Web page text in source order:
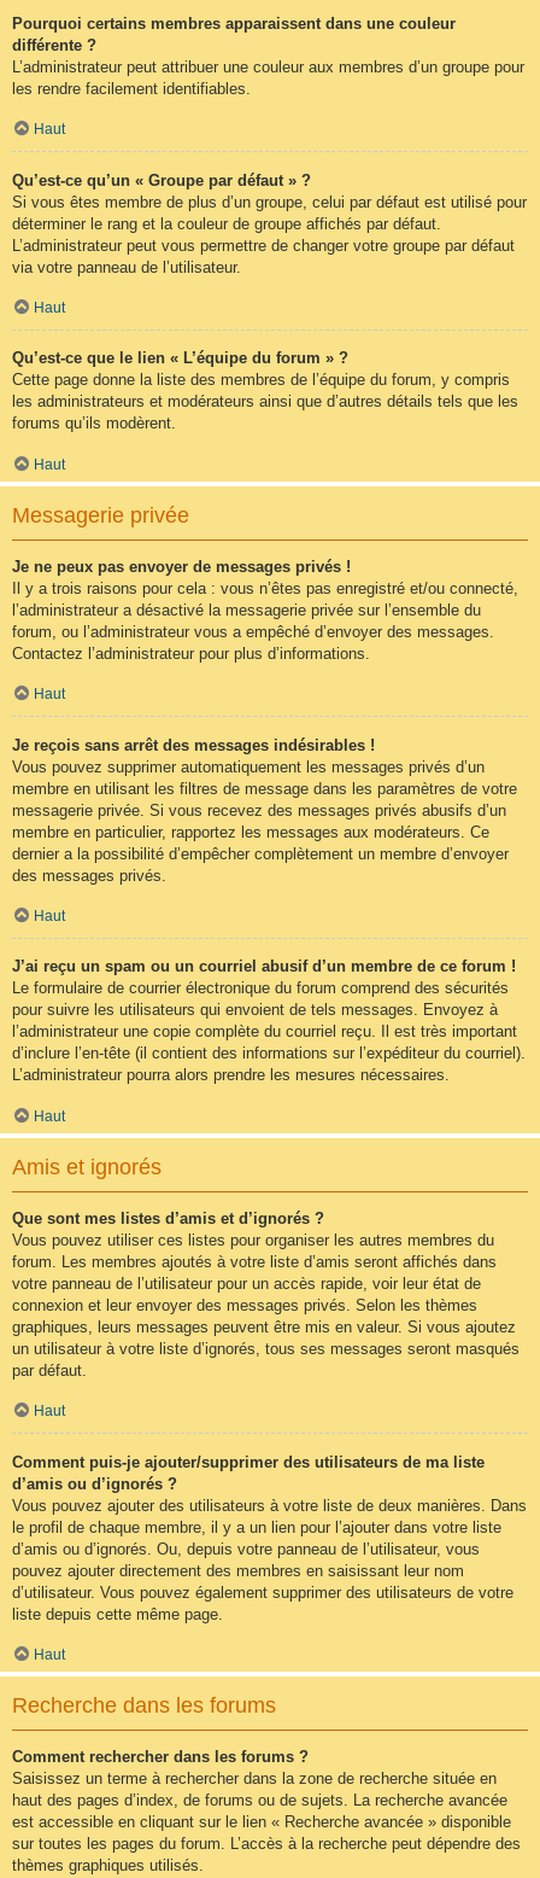
Pourquoi certains membres apparaissent dans une couleur
différente ?
L’administrateur peut attribuer une couleur aux membres d’un groupe pour
les rendre facilement identifiables.
Haut
Qu’est-ce qu’un « Groupe par défaut » ?
Si vous êtes membre de plus d’un groupe, celui par défaut est utilisé pour
déterminer le rang et la couleur de groupe affichés par défaut.
L’administrateur peut vous permettre de changer votre groupe par défaut
via votre panneau de l’utilisateur.
Haut
Qu’est-ce que le lien « L’équipe du forum » ?
Cette page donne la liste des membres de l’équipe du forum, y compris
les administrateurs et modérateurs ainsi que d’autres détails tels que les
forums qu’ils modèrent.
Haut
Messagerie privée
Je ne peux pas envoyer de messages privés !
Il y a trois raisons pour cela : vous n’êtes pas enregistré et/ou connecté,
l’administrateur a désactivé la messagerie privée sur l’ensemble du
forum, ou l’administrateur vous a empêché d’envoyer des messages.
Contactez l’administrateur pour plus d’informations.
Haut
Je reçois sans arrêt des messages indésirables !
Vous pouvez supprimer automatiquement les messages privés d’un
membre en utilisant les filtres de message dans les paramètres de votre
messagerie privée. Si vous recevez des messages privés abusifs d’un
membre en particulier, rapportez les messages aux modérateurs. Ce
dernier a la possibilité d’empêcher complètement un membre d’envoyer
des messages privés.
Haut
J’ai reçu un spam ou un courriel abusif d’un membre de ce forum !
Le formulaire de courrier électronique du forum comprend des sécurités
pour suivre les utilisateurs qui envoient de tels messages. Envoyez à
l’administrateur une copie complète du courriel reçu. Il est très important
d’inclure l’en-tête (il contient des informations sur l’expéditeur du courriel).
L’administrateur pourra alors prendre les mesures nécessaires.
Haut
Amis et ignorés
Que sont mes listes d’amis et d’ignorés ?
Vous pouvez utiliser ces listes pour organiser les autres membres du
forum. Les membres ajoutés à votre liste d’amis seront affichés dans
votre panneau de l’utilisateur pour un accès rapide, voir leur état de
connexion et leur envoyer des messages privés. Selon les thèmes
graphiques, leurs messages peuvent être mis en valeur. Si vous ajoutez
un utilisateur à votre liste d’ignorés, tous ses messages seront masqués
par défaut.
Haut
Comment puis-je ajouter/supprimer des utilisateurs de ma liste
d’amis ou d’ignorés ?
Vous pouvez ajouter des utilisateurs à votre liste de deux manières. Dans
le profil de chaque membre, il y a un lien pour l’ajouter dans votre liste
d’amis ou d’ignorés. Ou, depuis votre panneau de l’utilisateur, vous
pouvez ajouter directement des membres en saisissant leur nom
d’utilisateur. Vous pouvez également supprimer des utilisateurs de votre
liste depuis cette même page.
Haut
Recherche dans les forums
Comment rechercher dans les forums ?
Saisissez un terme à rechercher dans la zone de recherche située en
haut des pages d’index, de forums ou de sujets. La recherche avancée
est accessible en cliquant sur le lien « Recherche avancée » disponible
sur toutes les pages du forum. L’accès à la recherche peut dépendre des
thèmes graphiques utilisés.